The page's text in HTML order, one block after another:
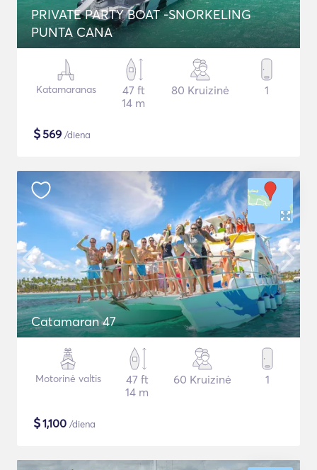
PRIVATE PARTY BOAT -SNORKELING
PUNTA CANA
Katamaranas
47 ft
14 m
80 Kruizinė 1
$569 /diena
Catamaran 47
Motorinė valtis
47 ft
14 m
60 Kruizinė 1
$1,100 /diena